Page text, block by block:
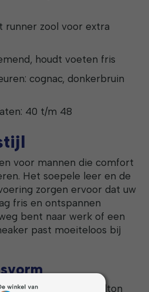
runner zool voor extra
houdt voeten fris
cognac, donkerbruin
40 t/m 48
voor mannen die comfort
Het soepele leer en de
zorgen ervoor dat uw
fris en ontspannen
bent naar werk of een
past moeiteloos bij
daarom heeft de Dalton